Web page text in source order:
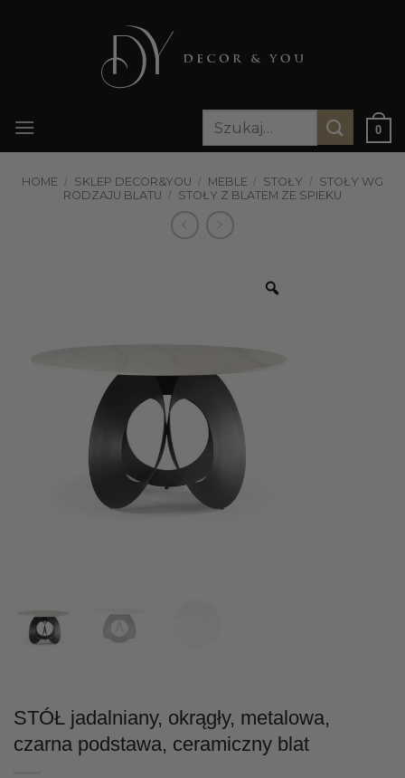
Szukaj:
0
HOME / SKLEP DECOR&YOU / MEBLE / STOŁY / STOŁY WG
RODZAJU BLATU / STOŁY Z BLATEM ZE SPIEKU
STÓŁ jadalniany, okrągły, metalowa,
czarna podstawa, ceramiczny blat